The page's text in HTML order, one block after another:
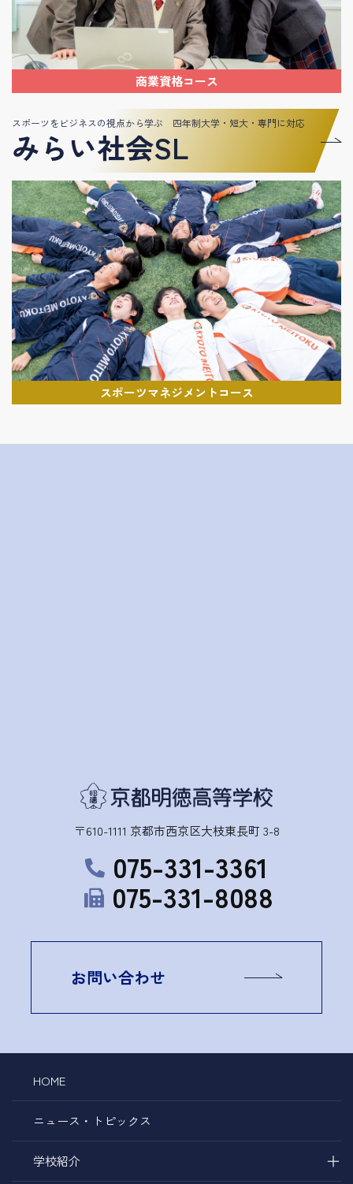
商業資格コース
スポーツをビジネスの視点から学ぶ 四年制大学・短大・専門に対応
みらい社会SL
スポーツマネジメントコース
〒610-1111 京都市西京区大枝東長町 3-8
075-331-3361
075-331-8088
お問い合わせ
HOME
ニュース・トピックス
学校紹介 ＋